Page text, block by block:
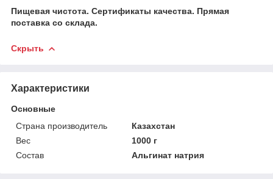
Пищевая чистота. Сертификаты качества. Прямая
поставка со склада.
Скрыть
Характеристики
Основные
Страна производитель
Казахстан
Вес
1000 г
Состав
Альгинат натрия